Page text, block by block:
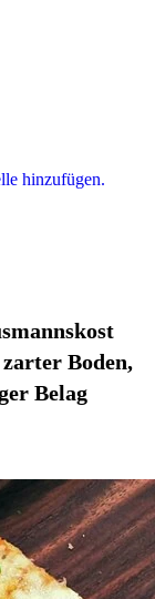
hinzufügen.
Boden,
Belag